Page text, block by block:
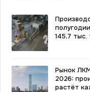
145,7 тыс.
Рынок
2026:
растёт